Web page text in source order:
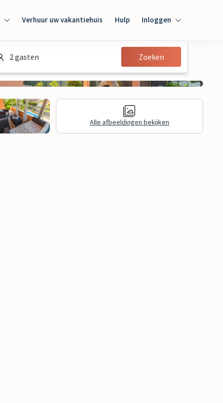
Verhuur uw vakantiehuis Hulp Inloggen
Inloggen
Gast
2 gasten Zoeken
Alle afbeeldingen bekijken